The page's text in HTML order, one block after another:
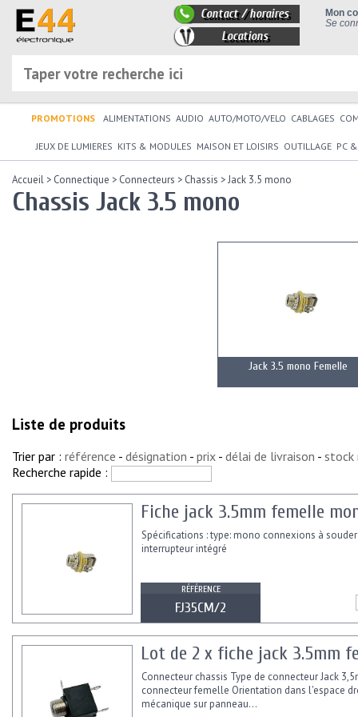
Mon
Se
Contact / horaires
Locations
PROMOTIONS ALIMENTATIONS AUDIO AUTO/MOTO/VELO CABLAGES
JEUX DE LUMIERES KITS & MODULES MAISON ET LOISIRS OUTILLAGE PC
Accueil > Connectique > Connecteurs > Chassis >Jack 3.5 mono
Chassis Jack 3.5 mono
Jack 3.5 mono Femelle
Liste de produits
Trier par : référence - désignation - prix - délai de livraison - stock
Recherche rapide :
Fiche jack 3.5mm femelle
Spécifications : type: mono connexions à
interrupteur intégré
RÉFÉRENCE
FJ35CM/2
Lot de 2 x fiche jack 3.5mm
Connecteur chassis Type de connecteur Jack
connecteur femelle Orientation dans l'espace
mécanique sur panneau...